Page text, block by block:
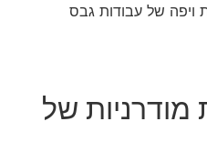
ויפה של עבודות גבס
מודרניות של